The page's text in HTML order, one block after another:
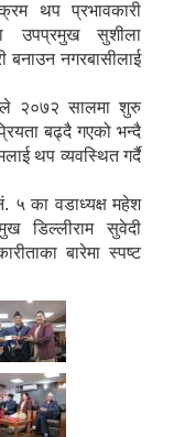
थप प्रभावकारी
उपप्रमुख सुशीला
बनाउन नगरबासीलाई
२०७२ सालमा शुरु
बढ्दै गएको भन्दै
थप व्यवस्थित गर्दै
५ का वडाध्यक्ष महेश
डिल्लीराम सुवेदी
बारेमा स्पष्ट